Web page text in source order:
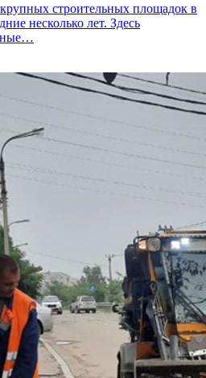
строительных площадок в
несколько лет. Здесь